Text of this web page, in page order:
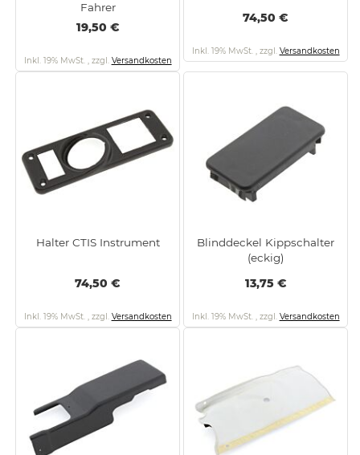
Fahrer
19,50 €
Inkl. 19% MwSt. , zzgl. Versandkosten
74,50 €
Inkl. 19% MwSt. , zzgl. Versandkosten
Halter CTIS Instrument
74,50 €
Inkl. 19% MwSt. , zzgl. Versandkosten
Blinddeckel Kippschalter
(eckig)
13,75 €
Inkl. 19% MwSt. , zzgl. Versandkosten